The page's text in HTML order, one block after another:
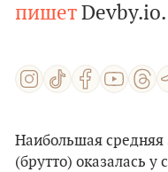
пишетDevby.io.
Наибольшая средняя
(брутто) оказалась у